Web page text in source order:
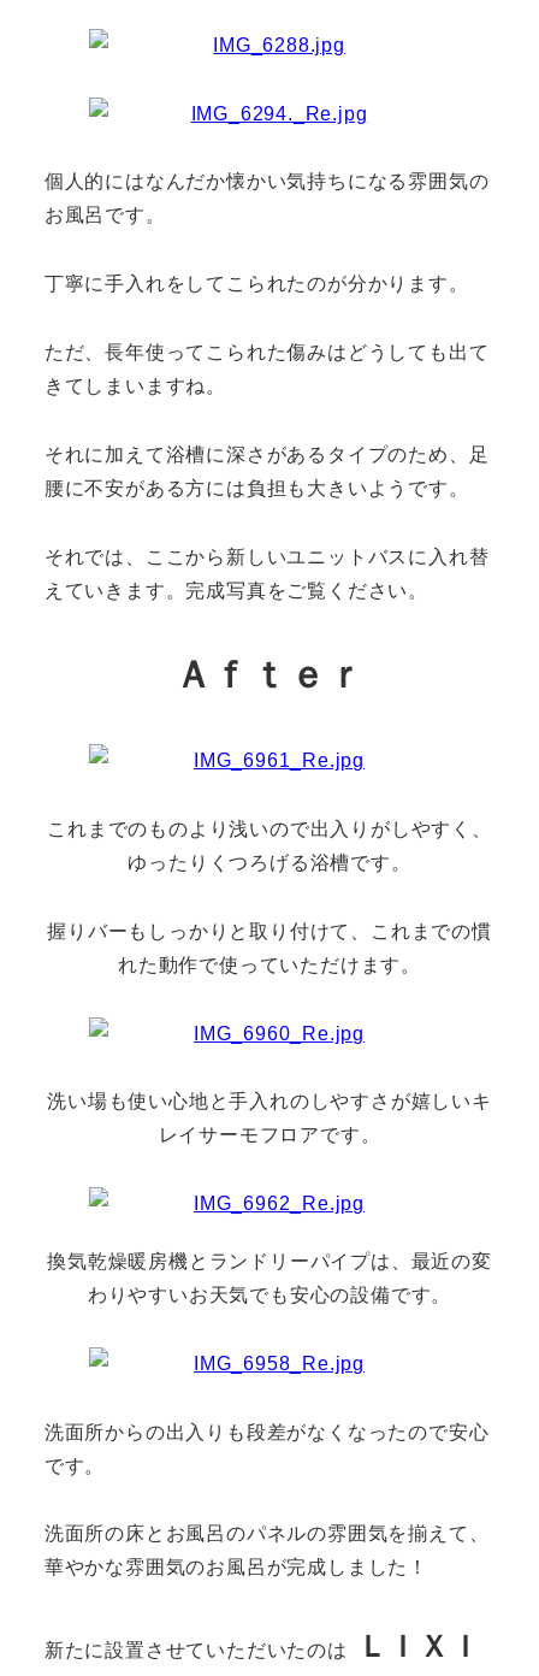
個人的にはなんだか懐かい気持ちになる雰囲気の
お風呂です。
丁寧に手入れをしてこられたのが分かります。
ただ、長年使ってこられた傷みはどうしても出て
きてしまいますね。
それに加えて浴槽に深さがあるタイプのため、足
腰に不安がある方には負担も大きいようです。
それでは、ここから新しいユニットバスに入れ替
えていきます。完成写真をご覧ください。
Ａｆｔｅｒ
これまでのものより浅いので出入りがしやすく、
ゆったりくつろげる浴槽です。
握りバーもしっかりと取り付けて、これまでの慣
れた動作で使っていただけます。
洗い場も使い心地と手入れのしやすさが嬉しいキ
レイサーモフロアです。
換気乾燥暖房機とランドリーパイプは、最近の変
わりやすいお天気でも安心の設備です。
洗面所からの出入りも段差がなくなったので安心
です。
洗面所の床とお風呂のパネルの雰囲気を揃えて、
華やかな雰囲気のお風呂が完成しました！
新たに設置させていただいたのは ＬＩＸＩ